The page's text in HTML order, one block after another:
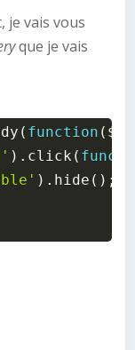
je vais vous
que je vais
( function ( $
) . click (
) . hide ( ) ;